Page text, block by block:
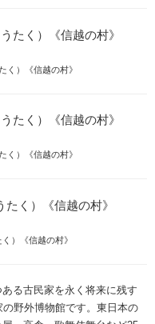
く）《信越の村》
く）《信越の村》
）《信越の村》
る古民家を永く将来に残す
野外博物館です。東日本の